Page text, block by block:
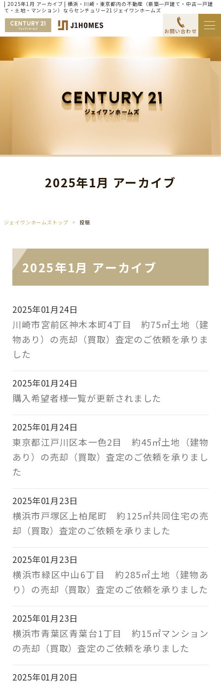
| 2025年1月 アーカイブ | 横浜・川崎・東京都内の不動産（新築一戸建て・中古一戸建
て・土地・マンション）ならセンチュリー21ジェイワンホームズ
お問い合わせ
2025年1月 アーカイブ
ジェイワンホームズトップ 投稿
2025年1月 アーカイブ
2025年01月24日
川崎市宮前区神木本町4丁目 約75㎡土地（建
物あり）の売却（買取）査定のご依頼を承りま
した
2025年01月24日
購入希望者様一覧が更新されました
2025年01月24日
東京都江戸川区本一色2目 約45㎡土地（建物
あり）の売却（買取）査定のご依頼を承りまし
た
2025年01月23日
横浜市戸塚区上柏尾町 約125㎡共同住宅の売
却（買取）査定のご依頼を承りました
2025年01月23日
横浜市緑区中山6丁目 約285㎡土地（建物あ
り）の売却（買取）査定のご依頼を承りました
2025年01月23日
横浜市青葉区青葉台1丁目 約15㎡マンション
の売却（買取）査定のご依頼を承りました
2025年01月20日